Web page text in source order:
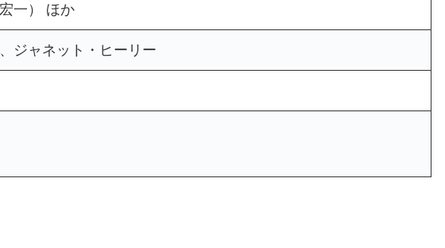
一） ほか
ジャネット・ヒーリー